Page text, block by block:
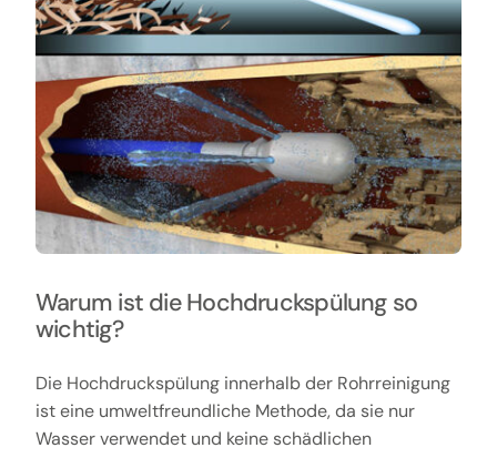
Warum ist die Hochdruckspülung so
wichtig?
Die Hochdruckspülung innerhalb der Rohrreinigung
ist eine umweltfreundliche Methode, da sie nur
Wasser verwendet und keine schädlichen